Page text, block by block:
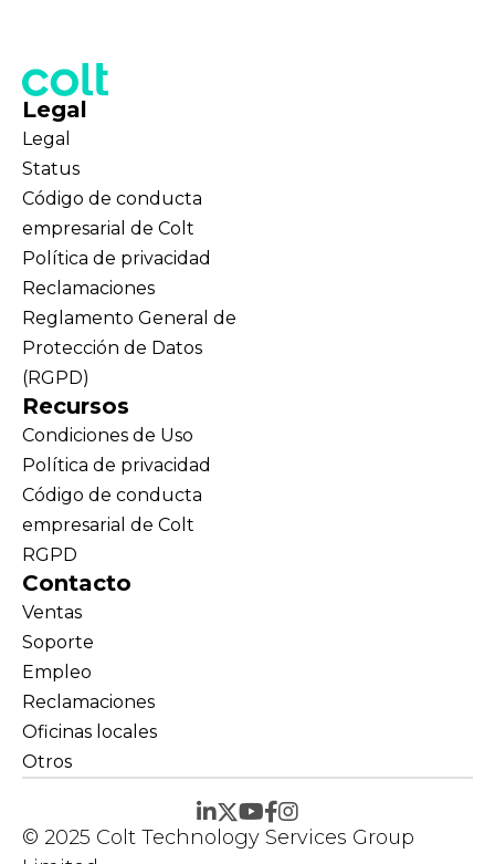
Legal
Legal
Status
Código de conducta
empresarial de Colt
Política de privacidad
Reclamaciones
Reglamento General de
Protección de Datos
(RGPD)
Recursos
Condiciones de Uso
Política de privacidad
Código de conducta
empresarial de Colt
RGPD
Contacto
Ventas
Soporte
Empleo
Reclamaciones
Oficinas locales
Otros
© 2025 Colt Technology Services Group